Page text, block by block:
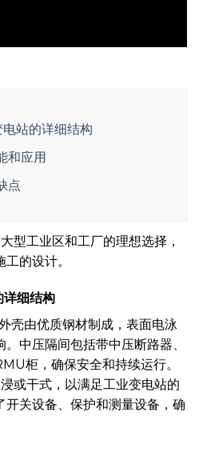
站的详细结构
和应用
点
型工业区和工厂的理想选择，
的设计。
细结构
壳由优质钢材制成，表面电泳
中压隔间包括带中压断路器、
柜，确保安全和持续运行。
或干式，以满足工业变电站的
关设备、保护和测量设备，确